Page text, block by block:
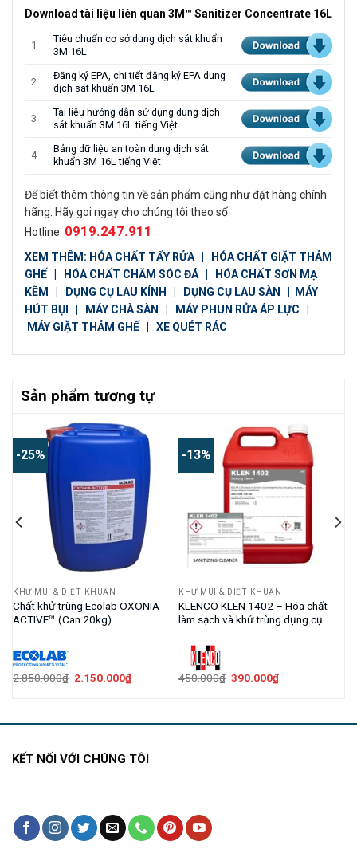
Download tài liệu liên quan 3M™ Sanitizer Concentrate 16L
1
Tiêu chuẩn cơ sở dung dịch sát khuẩn
3M 16L
2
Đăng ký EPA, chi tiết đăng ký EPA dung
dịch sát khuẩn 3M 16L
3
Tài liệu hướng dẫn sử dụng dung dịch
sát khuẩn 3M 16L tiếng Việt
4
Bảng dữ liệu an toàn dung dịch sát
khuẩn 3M 16L tiếng Việt
Để biết thêm thông tin về sản phẩm cũng như đặt hàng chính
hãng. Hãy goi ngay cho chúng tôi theo số
Hotline: 0919.247.911
XEM THÊM: HÓA CHẤT TẨY RỬA
HÓA CHẤT GIẶT THẢM
GHẾ
HÓA CHẤT CHĂM SÓC ĐÁ
HÓA CHẤT SƠN MẠ
KẼM
DỤNG CỤ LAU KÍNH DỤNG CỤ LAU SÀN
MÁY
HÚT BỤI
MÁY CHÀ SÀN MÁY PHUN RỬA ÁP LỰC
MÁY GIẶT THẢM GHẾ
XE QUÉT RÁC
Sản phẩm tương tự
-25%
KHỬ MÙI & DIỆT KHUẨN
Chất khử trùng Ecolab OXONIA
ACTIVE™ (Can 20kg)
2.850.000₫ Giá
2.150.000₫Giá
-13%
KHỬ MÙI & DIỆT KHUẨN
KLENCO KLEN 1402 – Hóa chất
làm sạch và khử trùng dụng cụ
450.000₫ Giá
390.000₫Giá
KẾT NỐI VỚI CHÚNG TÔI